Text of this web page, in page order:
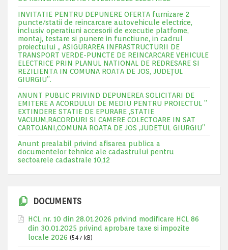
INVITATIE PENTRU DEPUNERE OFERTA furnizare 2
puncte/statii de reincarcare autovehicule electrice,
inclusiv operatiuni accesorii de executie platfome,
montaj, testare si punere in functiune, in cadrul
proiectului „ ASIGURAREA INFRASTRUCTURII DE
TRANSPORT VERDE-PUNCTE DE REINCARCARE VEHICULE
ELECTRICE PRIN PLANUL NATIONAL DE REDRESARE SI
REZILIENTA IN COMUNA ROATA DE JOS, JUDEŢUL
GIURGIU”.
ANUNT PUBLIC PRIVIND DEPUNEREA SOLICITARI DE
EMITERE A ACORDULUI DE MEDIU PENTRU PROIECTUL ”
EXTINDERE STATIE DE EPURARE ,STATIE
VACUUM,RACORDURI SI CAMERE COLECTOARE IN SAT
CARTOJANI,COMUNA ROATA DE JOS ,JUDETUL GIURGIU”
Anunt prealabil privind afisarea publica a
documentelor tehnice ale cadastrului pentru
sectoarele cadastrale 10,12
DOCUMENTS
HCL nr. 10 din 28.01.2026 privind modificare HCL 86
din 30.01.2025 privind aprobare taxe si impozite
locale 2026 (547 kB)